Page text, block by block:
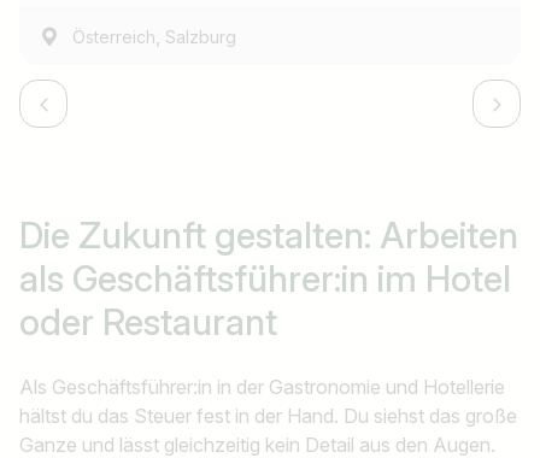
Österreich Salzburg
Die Zukunft gestalten: Arbeiten
als Geschäftsführer:in im Hotel
oder Restaurant
Als Geschäftsführer:in in der Gastronomie und Hotellerie
hältst du das Steuer fest in der Hand. Du siehst das große
Ganze und lässt gleichzeitig kein Detail aus den Augen.